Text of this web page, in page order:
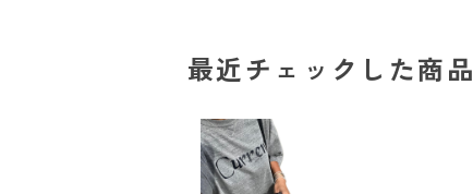
最近チェックした商品